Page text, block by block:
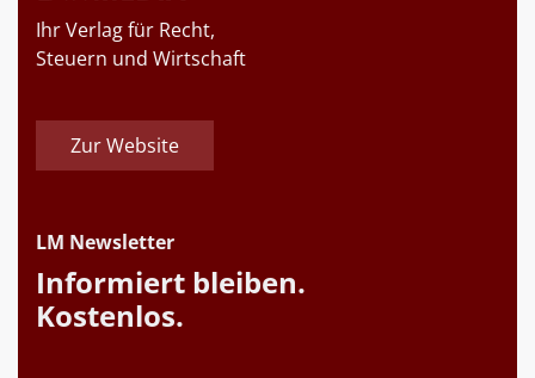
Ihr Verlag für Recht,
Steuern und Wirtschaft
Zur Website
LM Newsletter
Informiert bleiben.
Kostenlos.